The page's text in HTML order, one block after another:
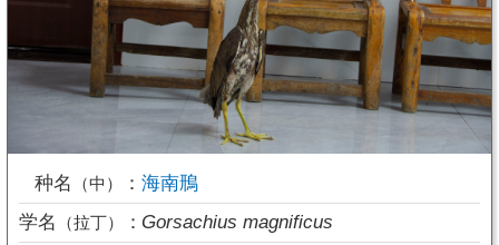
种名 （中） ： 海南鳽
学名
（拉丁） ：Gorsachius magnificus